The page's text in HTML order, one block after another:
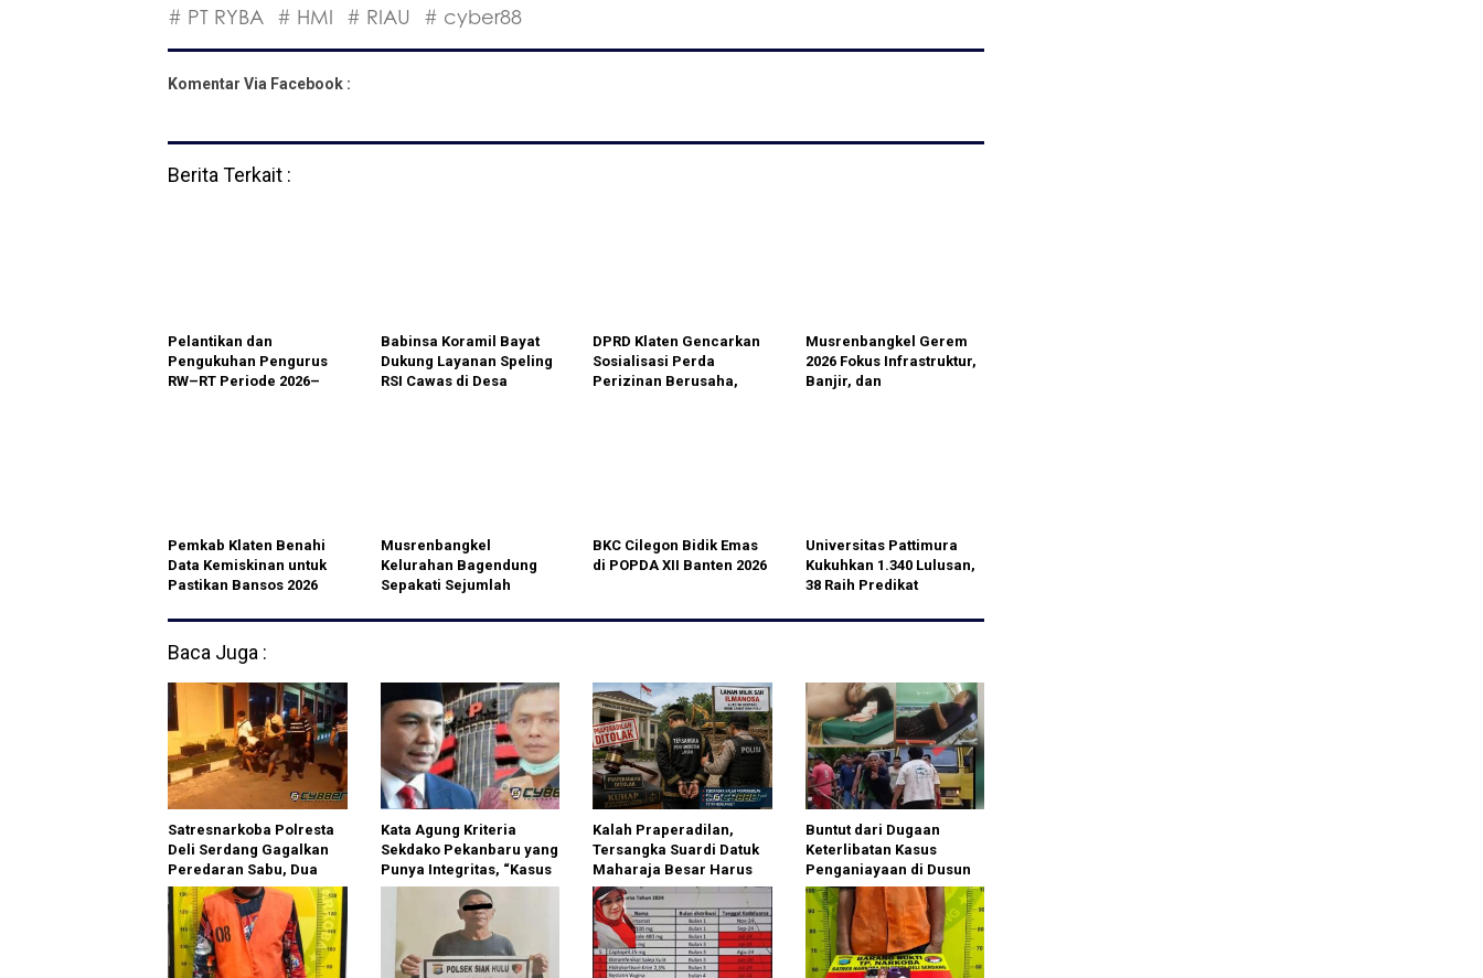
# PT RYBA # HMI # RIAU # cyber88
Komentar Via Facebook :
Berita Terkait :
Pelantikan dan
Pengukuhan Pengurus
RW–RT Periode 2026–
Babinsa Koramil Bayat
Dukung Layanan Speling
RSI Cawas di Desa
DPRD Klaten Gencarkan
Sosialisasi Perda
Perizinan Berusaha,
Musrenbangkel Gerem
2026 Fokus Infrastruktur,
Banjir, dan
Pemkab Klaten Benahi
Data Kemiskinan untuk
Pastikan Bansos 2026
Musrenbangkel
Kelurahan Bagendung
Sepakati Sejumlah
Pembangunan
BKC Cilegon Bidik Emas
di POPDA XII Banten 2026
Universitas Pattimura
Kukuhkan 1.340 Lulusan,
38 Raih Predikat
Baca Juga :
Satresnarkoba Polresta
Deli Serdang Gagalkan
Peredaran Sabu, Dua
Pelaku Diamankan
Kata Agung Kriteria
Sekdako Pekanbaru yang
Punya Integritas, “Kasus
Zulhelmi Arifin Banyak
Dilaporkan ke HPH”
Kalah Praperadilan,
Tersangka Suardi Datuk
Maharaja Besar Harus
Ditahan
Buntut dari Dugaan
Keterlibatan Kasus
Penganiayaan di Dusun
Balaka, Palas Didesak
Copot Kades Gunung
Malintang